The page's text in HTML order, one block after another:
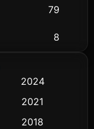
79
8
2024
2021
2018